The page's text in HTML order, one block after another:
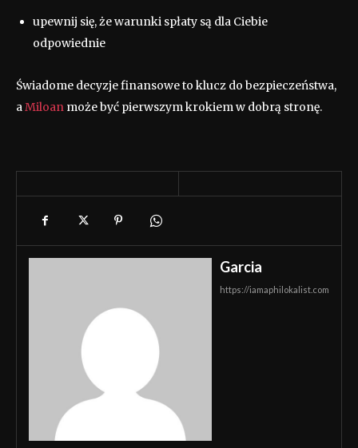
upewnij się, że warunki spłaty są dla Ciebie
odpowiednie
Świadome decyzje finansowe to klucz do bezpieczeństwa,
aMiloan może być pierwszym krokiem w dobrą stronę.
Garcia
https://iamaphilokalist.com